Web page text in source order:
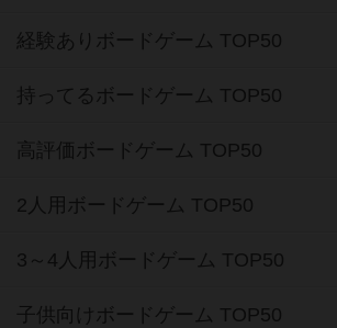
経験ありボードゲーム TOP50
持ってるボードゲーム TOP50
高評価ボードゲーム TOP50
2人用ボードゲーム TOP50
3～4人用ボードゲーム TOP50
子供向けボードゲーム TOP50